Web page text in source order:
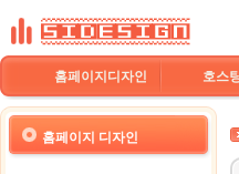
홈페이지디자인 호스
홈페이지 디자인